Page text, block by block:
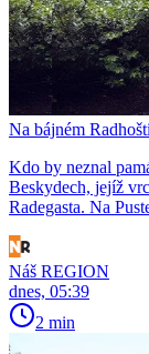
Na bájném
Kdo by neznal
Beskydech, jejíž
Radegasta. Na
Náš REGION
dnes, 05:39
2 min